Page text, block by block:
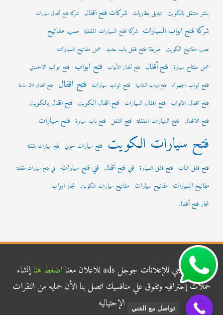
بنشر متنقل بالكويت تبديل بطاريات شركات فتح اقفال شركة فتح أقفال سيارات
شركة فتح ابواب السيارات شركة فتح السيارات المقفلة صب مفاتيح
صب مفاتيح الكويت طريقة فتح قفل باب حديد عمل مفاتيح السيارات
عمل مفتاح سيارة فتح أقفال فتح أقفال الأبواب فتح ابواب فتح ابواب الاحمدي
فتح ابواب الجهراء فتح ابواب الشامية فتح ابواب سيارات فتح اقفال فتح اقفال 24 ساعة
فتح اقفال الابواب فتح اقفال السيارات فتح اقفال الكويت فتح اقفال بالكويت
فتح الاقفال فتح السيارات المقفلة فتح القفل فتح باب سيارة فتح سيارات
فتح سيارات الكويت فتح سيارات حولي فتح سيارات مقفلة
فتح قفل الباب فتح قفل السيارة فني فتح أقفال فني فتح سيارات فني فتح سيارات مقفلة
مفاتيح السيارات مفاتيح سيارات مفاتيح سيارات الكويت نجار ابواب
نجار فتح أقفال
شركة الناجي للإعلانات جوجل ads للاعلان معنا اضغط هناإنشاء
حملات إحترافيه وتفوق علي منافسيك اتصل بنا الأن حمايه من النقرات
الإحتياليه
تواصل مع الفني